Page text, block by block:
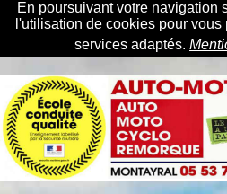
En poursuivant votre navigation
l'utilisation de cookies pour
services adaptés.